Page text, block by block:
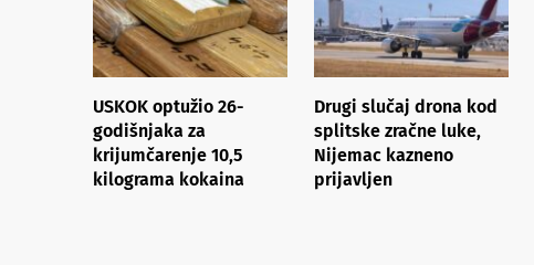
USKOK optužio 26-
godišnjaka za
krijumčarenje 10,5
kilograma kokaina
Drugi slučaj drona kod
splitske zračne luke,
Nijemac kazneno
prijavljen